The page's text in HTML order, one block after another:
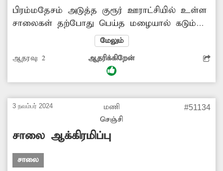
பிரம்மதேசம் அடுத்த குரூர் ஊராட்சியில் உள்ள
சாலைகள் தற்போது பெய்த மழையால் கடும்
சேதமடைந்துள்ளது. இதனால் வாகன ஓட்டிகள்
சாலையில் உள்ள பள்ளங்களில் தவறி விழுந்து
விபத்துகளில் சிக்கிக்கொள்கின்றனர். எனவே
போக்குவரத்துக்கு லாயக்கற்ற சாலையை
மக்கள் கோாிக்கை விடுத்துள்ளனர்.
மேலும்
ஆதரவு: 2 ஆதரிக்கிறேன்
3 நவம்பர் 2024
மணி
செஞ்சி
#51134
சாலை ஆக்கிரமிப்பு
சாலை